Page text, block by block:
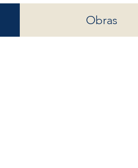
Obras